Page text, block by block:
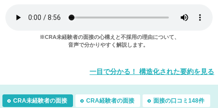
※CRA未経験者の面接の心構えと不採用の理由について、
音声で分かりやすく解説します。
一目で分かる！ 構造化された要約を見る
CRA未経験者の面接 CRA経験者の面接 面接の口コミ148件